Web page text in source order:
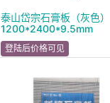
泰山岱宗石膏板（灰色）
1200*2400*9.5mm
登陆后价格可见